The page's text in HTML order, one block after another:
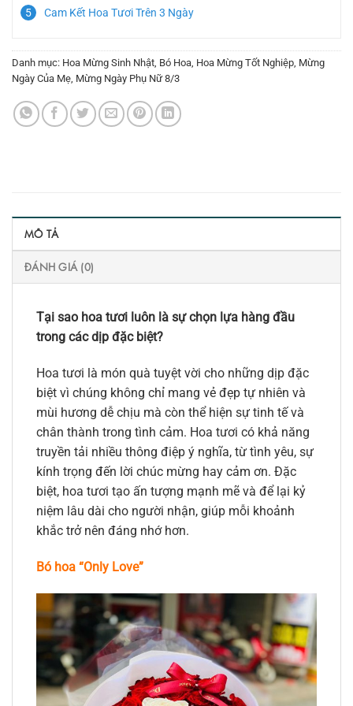
Cam Kết Hoa Tươi Trên 3 Ngày
Danh mục: Hoa Mừng Sinh Nhật, Bó Hoa, Hoa Mừng Tốt Nghiệp, Mừng
Ngày Của Mẹ, Mừng Ngày Phụ Nữ 8/3
MÔ TẢ
ĐÁNH GIÁ (0)
Tại sao hoa tươi luôn là sự chọn lựa hàng đầu
trong các dịp đặc biệt?
Hoa tươi là món quà tuyệt vời cho những dịp đặc
biệt vì chúng không chỉ mang vẻ đẹp tự nhiên và
mùi hương dễ chịu mà còn thể hiện sự tinh tế và
chân thành trong tình cảm. Hoa tươi có khả năng
truyền tải nhiều thông điệp ý nghĩa, từ tình yêu, sự
kính trọng đến lời chúc mừng hay cảm ơn. Đặc
biệt, hoa tươi tạo ấn tượng mạnh mẽ và để lại kỷ
niệm lâu dài cho người nhận, giúp mỗi khoảnh
khắc trở nên đáng nhớ hơn.
Bó hoa “Only Love”